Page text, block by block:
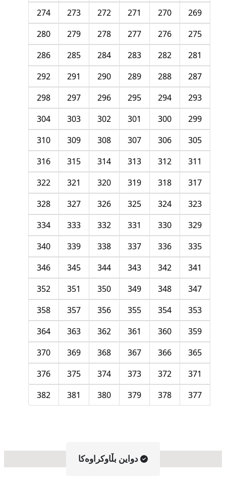
269
270
271
272
273
274
275
276
277
278
279
280
281
282
283
284
285
286
287
288
289
290
291
292
293
294
295
296
297
298
299
300
301
302
303
304
305
306
307
308
309
310
311
312
313
314
315
316
317
318
319
320
321
322
323
324
325
326
327
328
329
330
331
332
333
334
335
336
337
338
339
340
341
342
343
344
345
346
347
348
349
350
351
352
353
354
355
356
357
358
359
360
361
362
363
364
365
366
367
368
369
370
371
372
373
374
375
376
377
378
379
380
381
382
دواین بڵاوکراوه‌کا